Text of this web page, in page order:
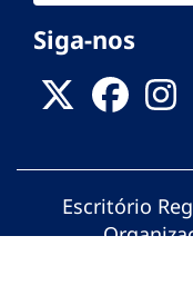
Siga-nos
Escritório